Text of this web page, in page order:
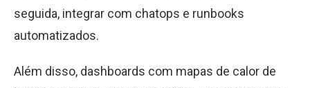
seguida, integrar com chatops e runbooks
automatizados.
Além disso, dashboards com mapas de calor de